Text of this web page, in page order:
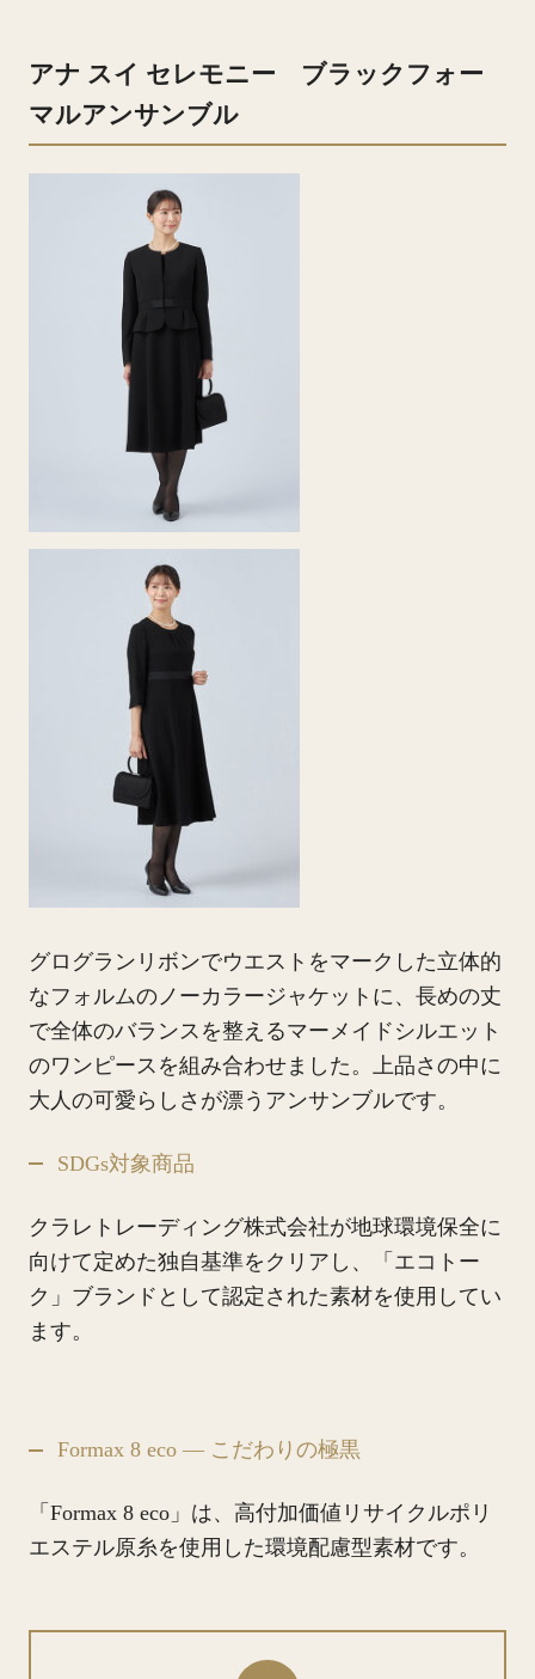
アナ スイ セレモニー ブラックフォー
マルアンサンブル
グログランリボンでウエストをマークした立体的
なフォルムのノーカラージャケットに、長めの丈
で全体のバランスを整えるマーメイドシルエット
のワンピースを組み合わせました。上品さの中に
大人の可愛らしさが漂うアンサンブルです。
SDGs対象商品
クラレトレーディング株式会社が地球環境保全に
向けて定めた独自基準をクリアし、「エコトー
ク」ブランドとして認定された素材を使用してい
ます。
Formax 8 eco ― こだわりの極黒
「Formax 8 eco」は、高付加価値リサイクルポリ
エステル原糸を使用した環境配慮型素材です。